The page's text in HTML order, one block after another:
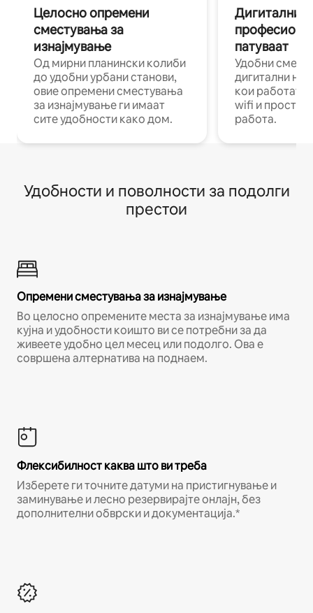
Целосно опремени
сместувања за
изнајмување
Од мирни планински колиби
до удобни урбани станови,
овие опремени сместувања
за изнајмување ги имаат
сите удобности како дом.
Дигитални
патуваат
Удобни
дигитални
кои работат
wifi и
работа.
Удобности и поволности за подолги
престои
Опремени сместувања за изнајмување
Во целосно опремените места за изнајмување има
кујна и удобности коишто ви се потребни за да
живеете удобно цел месец или подолго. Ова е
совршена алтернатива на поднаем.
Флексибилност каква што ви треба
Изберете ги точните датуми на пристигнување и
заминување и лесно резервирајте онлајн, без
дополнителни обврски и документација.*